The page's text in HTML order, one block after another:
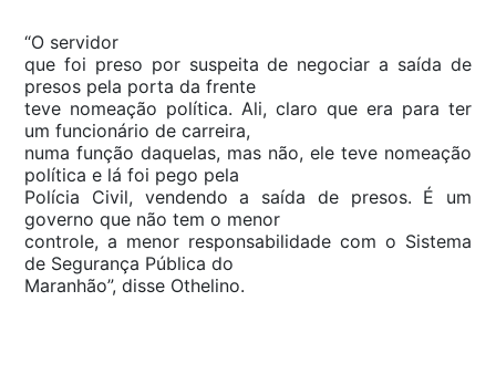
“O servidor
que foi preso por suspeita de negociar a saída de
presos pela porta da frente
teve nomeação política. Ali, claro que era para ter
um funcionário de carreira,
numa função daquelas, mas não, ele teve nomeação
política e lá foi pego pela
Polícia Civil, vendendo a saída de presos. É um
governo que não tem o menor
controle, a menor responsabilidade com o Sistema
de Segurança Pública do
Maranhão”, disse Othelino.